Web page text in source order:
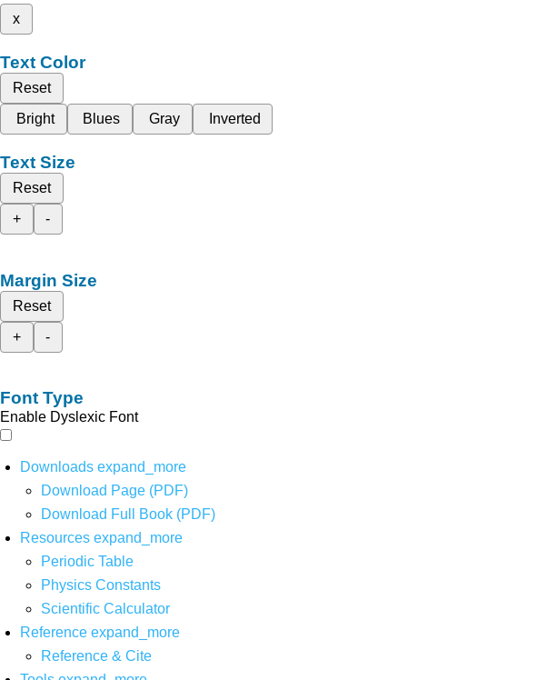
x
Text Color
Reset
Bright
Blues Gray Inverted
Text Size
Reset
+
-
Margin Size
Reset
+
-
Font Type
Enable Dyslexic Font
Downloads expand_more
Download Page (PDF)
Download Full Book (PDF)
Resources expand_more
Periodic Table
Physics Constants
Scientific Calculator
Reference expand_more
Reference & Cite